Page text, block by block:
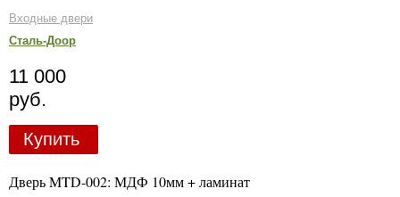
Входные двери
Сталь-Доор
11 000
руб.
Купить
Дверь MTD-002: МДФ 10мм + ламинат